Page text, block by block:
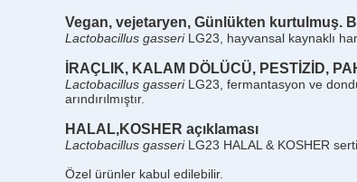
Vegan, vejetaryen, Günlükten kurtulmuş.
Lactobacillus gasseri LG23, hayvansal kaynaklı
İRAÇLIK, KALAM DÖLÜCÜ, PESTİZİD,
Lactobacillus gasseri LG23, fermantasyon ve
arındırılmıştır.
HALAL,KOSHER açıklaması
Lactobacillus gasseri LG23 HALAL & KOSHER
Özel ürünler kabul edilebilir.